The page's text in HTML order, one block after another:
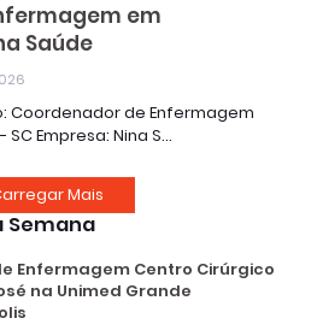
em
Saúde
Coordenador de Enfermagem
Empresa: Nina S…
Mais
Semana
Enfermagem Centro Cirúrgico
na Unimed Grande